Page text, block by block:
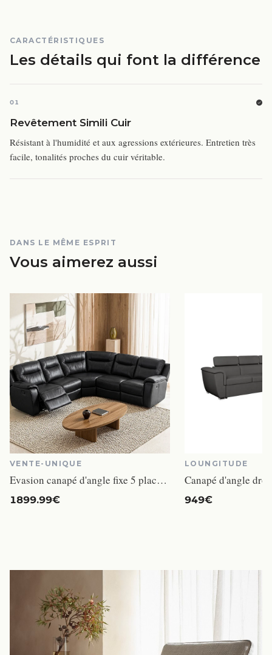
CARACTÉRISTIQUES
Les détails qui font la différence
01
Revêtement Simili Cuir
Résistant à l'humidité et aux agressions extérieures. Entretien très
facile, tonalités proches du cuir véritable.
DANS LE MÊME ESPRIT
Vous aimerez aussi
VENTE-UNIQUE
Evasion canapé d'angle fixe 5 places cuir noir relax
1899.99€
LOUNGITUDE
949€